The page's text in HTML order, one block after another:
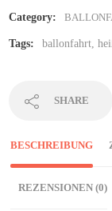
Category:
Tags: ballonfahrt ,
SHARE
BESCHREIBUNG
REZENSIONEN (0)